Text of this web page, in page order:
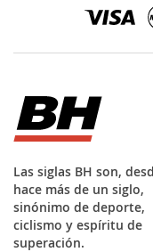
Las siglas BH son,
hace más de un siglo,
sinónimo de deporte,
ciclismo y espíritu de
superación.